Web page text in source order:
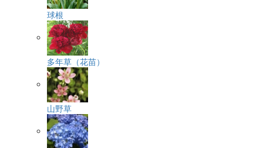
球根
多年草（花苗）
山野草